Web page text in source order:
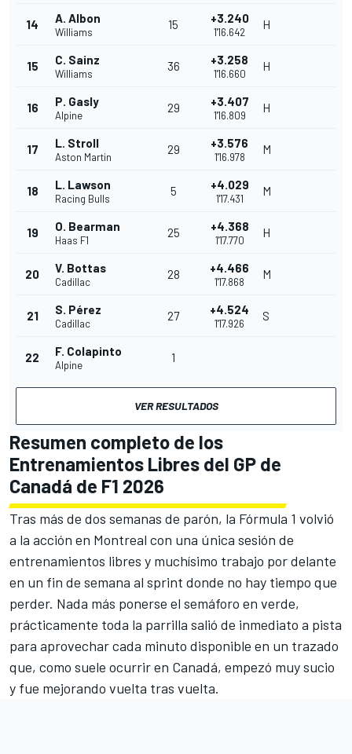
14 A. Albon
Williams
15 +3.240
1'16.642
H
15 C. Sainz
Williams
36 +3.258
1'16.660
H
16 P. Gasly
Alpine
29 +3.407
1'16.809
H
17 L. Stroll
Aston Martin
29 +3.576
1'16.978
M
18 L. Lawson
Racing Bulls
5 +4.029
1'17.431
M
19 O. Bearman
Haas F1
25 +4.368
1'17.770
H
20 V. Bottas
Cadillac
28 +4.466
1'17.868
M
21 S. Pérez
Cadillac
27 +4.524
1'17.926
S
22 F. Colapinto
Alpine
1
VER RESULTADOS
Resumen completo de los
Entrenamientos Libres del GP de
Canadá de F1 2026
Tras más de dos semanas de parón, la Fórmula 1 volvió
a la acción en Montreal con una única sesión de
entrenamientos libres y muchísimo trabajo por delante
en un fin de semana al sprint donde no hay tiempo que
perder. Nada más ponerse el semáforo en verde,
prácticamente toda la parrilla salió de inmediato a pista
para aprovechar cada minuto disponible en un trazado
que, como suele ocurrir en Canadá, empezó muy sucio
y fue mejorando vuelta tras vuelta.